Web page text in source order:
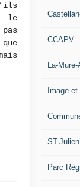
le
CCAPV
La-Mure-
Image et
ST-
Parc